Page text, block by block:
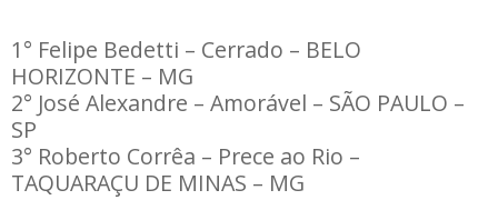
1° Felipe Bedetti – Cerrado – BELO
HORIZONTE – MG
2° José Alexandre – Amorável – SÃO PAULO –
SP
3° Roberto Corrêa – Prece ao Rio –
TAQUARAÇU DE MINAS – MG